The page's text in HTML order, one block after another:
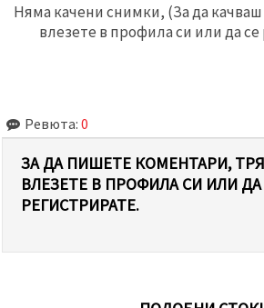
Няма качени снимки, (За да
влезете в профила си или да
Ревюта: 0
ЗА ДА ПИШЕТЕ КОМЕНТАРИ,
ВЛЕЗЕТЕ В ПРОФИЛА СИ ИЛИ ДА
РЕГИСТРИРАТЕ.